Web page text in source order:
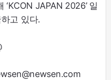
JAPAN 2026’ 일
고 있다.